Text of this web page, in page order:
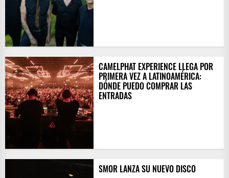
CAMELPHAT EXPERIENCE LLEGA POR
PRIMERA VEZ A LATINOAMÉRICA:
DÓNDE PUEDO COMPRAR LAS
ENTRADAS
SMOR LANZA SU NUEVO DISCO